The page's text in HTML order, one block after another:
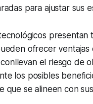
para ajustar sus
ofrecer
el riesgo de
los posibles
que se alineen con